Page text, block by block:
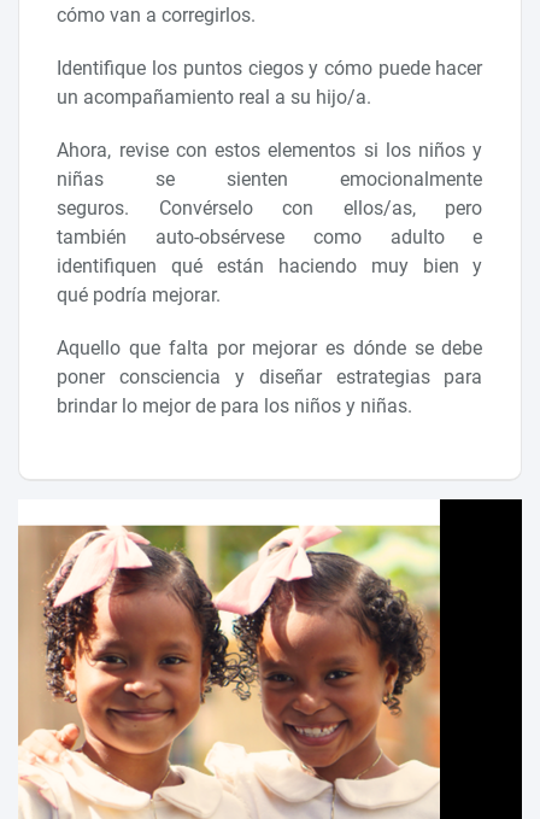
cómo van a corregirlos.
Identifique los puntos ciegos y cómo puede hacer
un acompañamiento real a su hijo/a.
Ahora, revise con estos elementos si los niños y
niñas se sienten emocionalmente
seguros. Convérselo con ellos/as, pero
también auto-obsérvese como adulto e
identifiquen qué están haciendo muy bien y
qué podría mejorar.
Aquello que falta por mejorar es dónde se debe
poner consciencia y diseñar estrategias para
brindar lo mejor de para los niños y niñas.